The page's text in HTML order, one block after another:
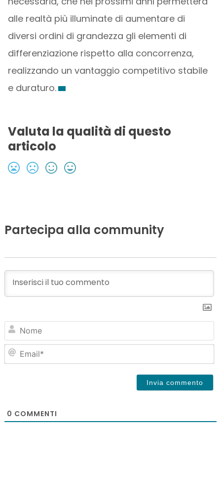
alle realtà più illuminate di aumentare di
diversi ordini di grandezza gli elementi di
differenziazione rispetto alla concorrenza,
realizzando un vantaggio competitivo stabile
e duraturo.
Valuta la qualità di questo
articolo
Partecipa alla community
0 COMMENTI